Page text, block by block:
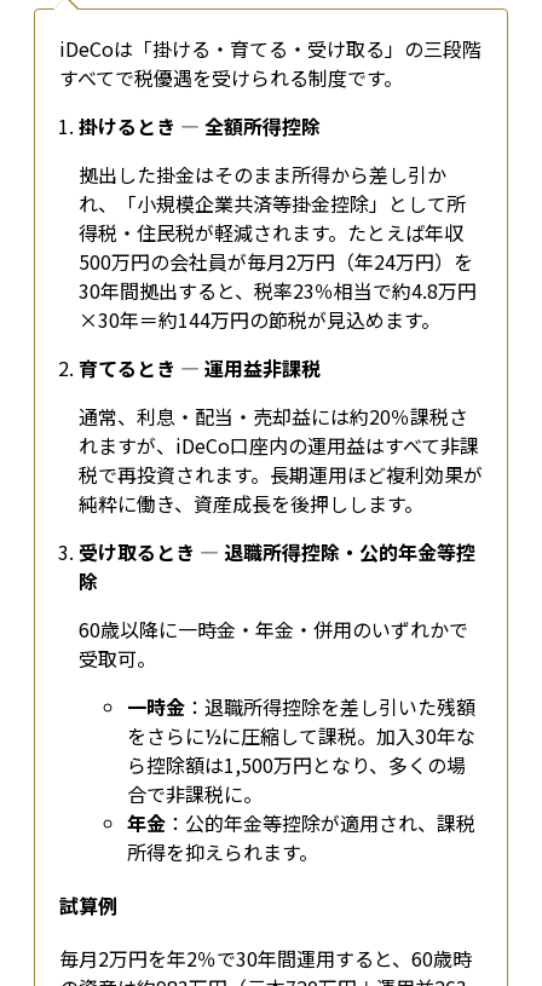
iDeCoは「掛ける・育てる・受け取る」の三段階
すべてで税優遇を受けられる制度です。
掛けるとき ― 全額所得控除
拠出した掛金はそのまま所得から差し引か
れ、「小規模企業共済等掛金控除」として所
得税・住民税が軽減されます。たとえば年収
500万円の会社員が毎月2万円（年24万円）を
30年間拠出すると、税率23％相当で約4.8万円
×30年＝約144万円の節税が見込めます。
育てるとき ― 運用益非課税
通常、利息・配当・売却益には約20％課税さ
れますが、iDeCo口座内の運用益はすべて非課
税で再投資されます。長期運用ほど複利効果が
純粋に働き、資産成長を後押しします。
受け取るとき ― 退職所得控除・公的年金等控
除
60歳以降に一時金・年金・併用のいずれかで
受取可。
一時金 ：退職所得控除を差し引いた残額
をさらに½に圧縮して課税。加入30年な
ら控除額は1,500万円となり、多くの場
合で非課税に。
年金 ：公的年金等控除が適用され、課税
所得を抑えられます。
試算例
毎月2万円を年2％で30年間運用すると、60歳時